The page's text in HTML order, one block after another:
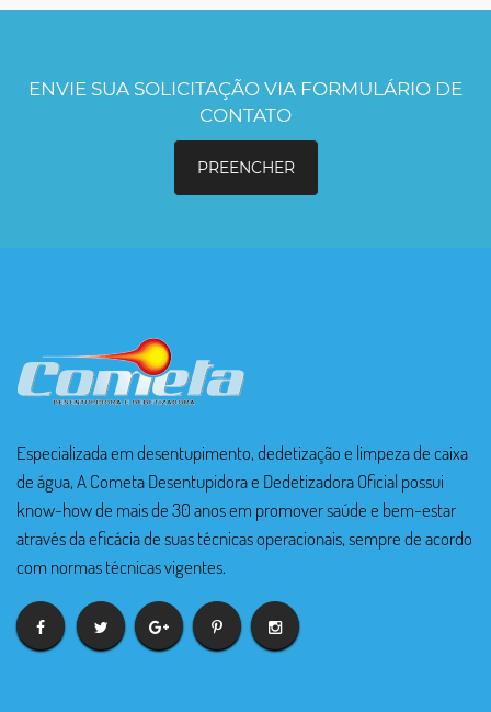
ENVIE SUA SOLICITAÇÃO VIA FORMULÁRIO DE
CONTATO
PREENCHER
Especializada em desentupimento, dedetização e limpeza de caixa
de água, A Cometa Desentupidora e Dedetizadora Oficial possui
know-how de mais de 30 anos em promover saúde e bem-estar
através da eficácia de suas técnicas operacionais, sempre de acordo
com normas técnicas vigentes.